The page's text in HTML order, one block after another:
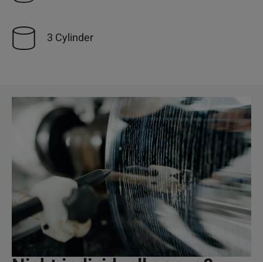
3 Cylinder